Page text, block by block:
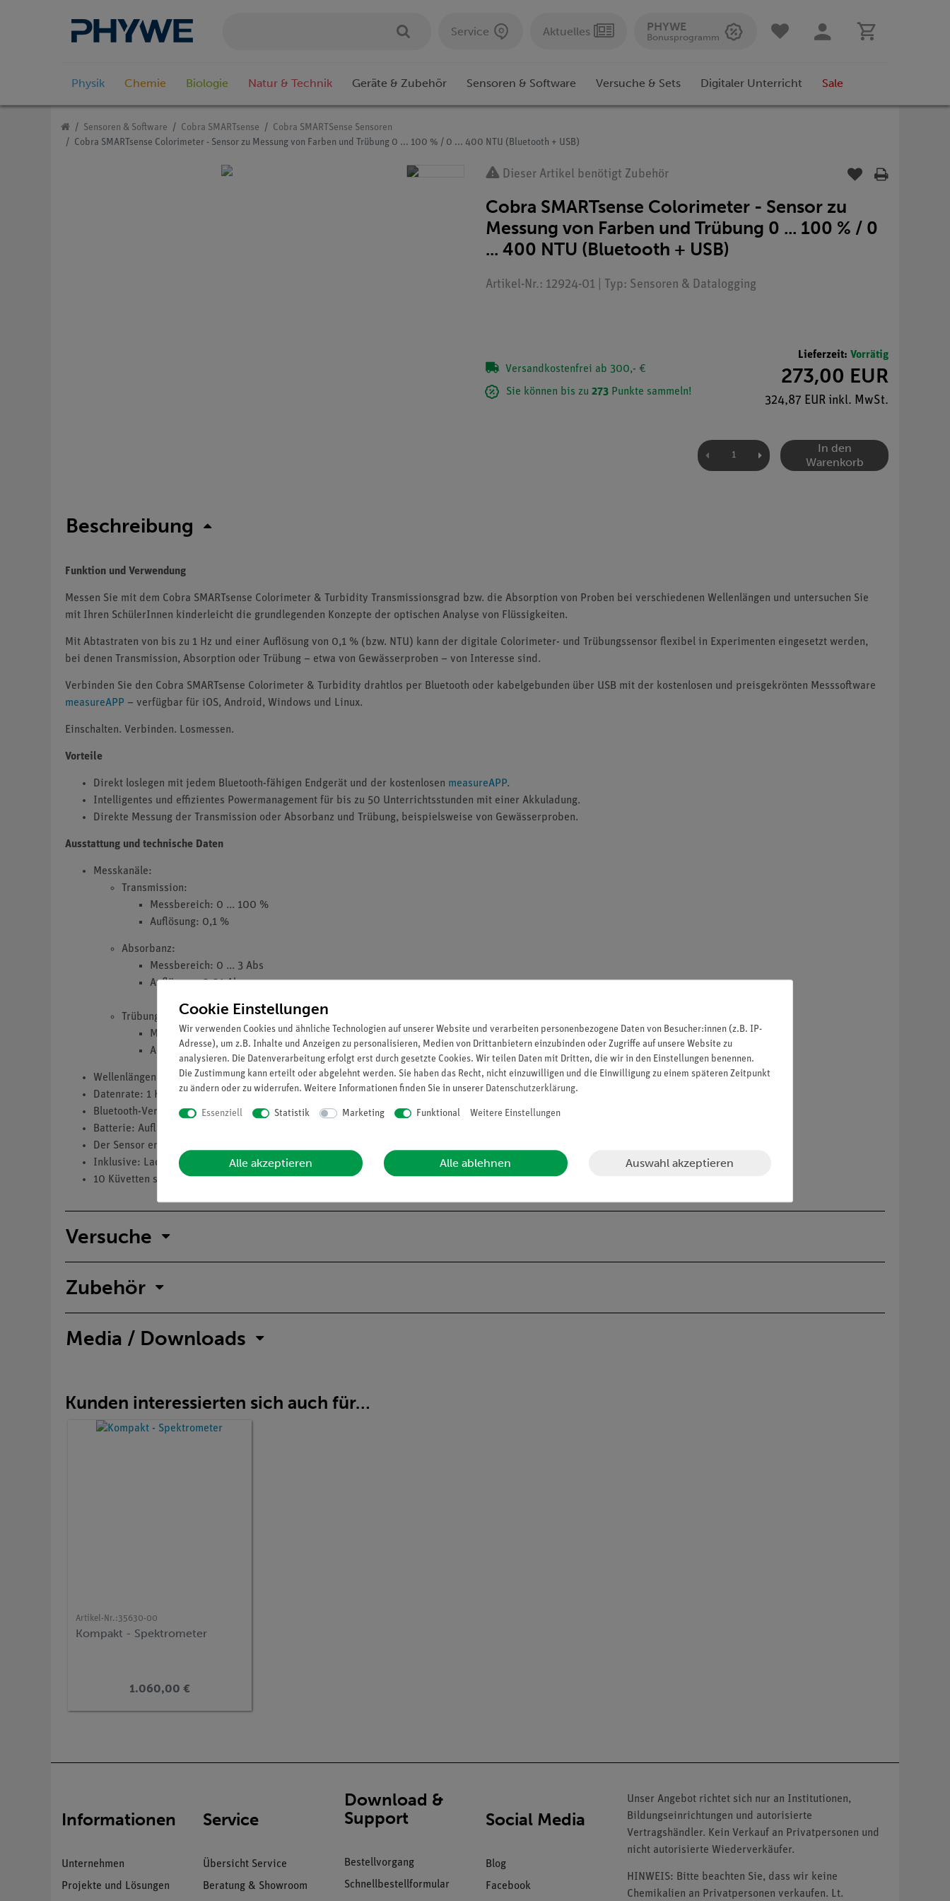
Service Aktuelles PHYWE
Bonusprogramm
Physik Chemie Biologie Natur & Technik Geräte & Zubehör Sensoren & Software Versuche & Sets Digitaler Unterricht Sale
Sensoren & Software Cobra SMARTsense
Cobra SMARTSense Sensoren
Cobra SMARTsense Colorimeter - Sensor zu Messung von Farben und Trübung 0 ... 100 % / 0 ... 400 NTU (Bluetooth + USB)
Dieser Artikel benötigt Zubehör
Cobra SMARTsense Colorimeter - Sensor zu
Messung von Farben und Trübung 0 ... 100 % / 0
... 400 NTU (Bluetooth + USB)
Artikel-Nr.: 12924-01 | Typ: Sensoren & Datalogging
Versandkostenfrei ab 300,- €
Sie können bis zu 273 Punkte sammeln!
Lieferzeit: Vorrätig
273,00 EUR
324,87 EUR inkl. MwSt.
In den
Warenkorb
Beschreibung
Funktion und Verwendung
Messen Sie mit dem Cobra SMARTsense Colorimeter & Turbidity Transmissionsgrad bzw. die Absorption von Proben bei verschiedenen Wellenlängen und untersuchen Sie
mit Ihren SchülerInnen kinderleicht die grundlegenden Konzepte der optischen Analyse von Flüssigkeiten.
Mit Abtastraten von bis zu 1 Hz und einer Auflösung von 0,1 % (bzw. NTU) kann der digitale Colorimeter- und Trübungs­sensor flexibel in Experimenten eingesetzt werden,
bei denen Transmission, Absorption oder Trübung – etwa von Gewässerproben – von Interesse sind.
Verbinden Sie den Cobra SMARTsense Colorimeter & Turbidity drahtlos per Bluetooth oder kabelgebunden über USB mit der kostenlosen und preisgekrönten Messsoftware
measureAPP – verfügbar für iOS, Android, Windows und Linux.
Einschalten. Verbinden. Losmessen.
Vorteile
Direkt loslegen mit jedem Bluetooth-fähigen Endgerät und der kostenlosen measureAPP.
Intelligentes und effizientes Powermanagement für bis zu 50 Unterrichtsstunden mit einer Akkuladung.
Direkte Messung der Transmission oder Absorbanz und Trübung, beispielsweise von Gewässerproben.
Ausstattung und technische Daten
Messkanäle:
Transmission:
Messbereich: 0 ... 100 %
Auflösung: 0,1 %
Absorbanz:
Messbereich: 0 ... 3 Abs
Auflösung: 0,01 Abs
Trübung:
Messbereich: 0 ... 400 NTU
Auflösung: 0,1 NTU
Wellenlängen: 650 nm (Rot), 611 nm (Orange), 520 nm (Grün), 470 nm (Blau), 430 nm (Violett)
Datenrate: 1 Hz
Bluetooth-Version: 5.4
Batterie: Aufladbarer Lithium-Polymer-Akku mit bis zu 50 Std. Betriebszeit.
Der Sensor enthält einen über USB-C aufladbaren Lithium-Polymer-Akku.
Inklusive: Ladekabel USB-A zu USB-C.
10 Küvetten sind im Lieferumfang enthalten.
Versuche
Zubehör
Media / Downloads
Kunden interessierten sich auch für…
Artikel-Nr.:35630-00
Kompakt - Spektrometer
1.060,00 €
Informationen
Unternehmen
Projekte und Lösungen
Service
Übersicht Service
Beratung & Showroom
Download &
Support
Bestellvorgang
Schnellbestellformular
Social Media
Blog
Facebook
Unser Angebot richtet sich nur an Institutionen,
Bildungseinrichtungen und autorisierte
Vertragshändler. Kein Verkauf an Privatpersonen und
nicht autorisierte Wiederverkäufer.
HINWEIS: Bitte beachten Sie, dass wir keine
Chemikalien an Privatpersonen verkaufen. Lt.
Cookie Einstellungen
Wir verwenden Cookies und ähnliche Technologien auf unserer Website und verarbeiten personenbezogene Daten von Besucher:innen (z.B. IP-
Adresse), um z.B. Inhalte und Anzeigen zu personalisieren, Medien von Drittanbietern einzubinden oder Zugriffe auf unsere Website zu
analysieren. Die Datenverarbeitung erfolgt erst durch gesetzte Cookies. Wir teilen Daten mit Dritten, die wir in den Einstellungen benennen.
Die Zustimmung kann erteilt oder abgelehnt werden. Sie haben das Recht, nicht einzuwilligen und die Einwilligung zu einem späteren Zeitpunkt
zu ändern oder zu widerrufen. Weitere Informationen finden Sie in unserer Daten­schutz­erklärung.
Essenziell Statistik Marketing Funktional Weitere Einstellungen
Alle akzeptieren Alle ablehnen Auswahl akzeptieren